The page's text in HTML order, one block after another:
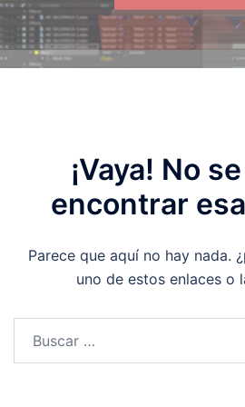
¡Vaya! No
encontrar
Parece que aquí no hay nada.
uno de estos enlaces o